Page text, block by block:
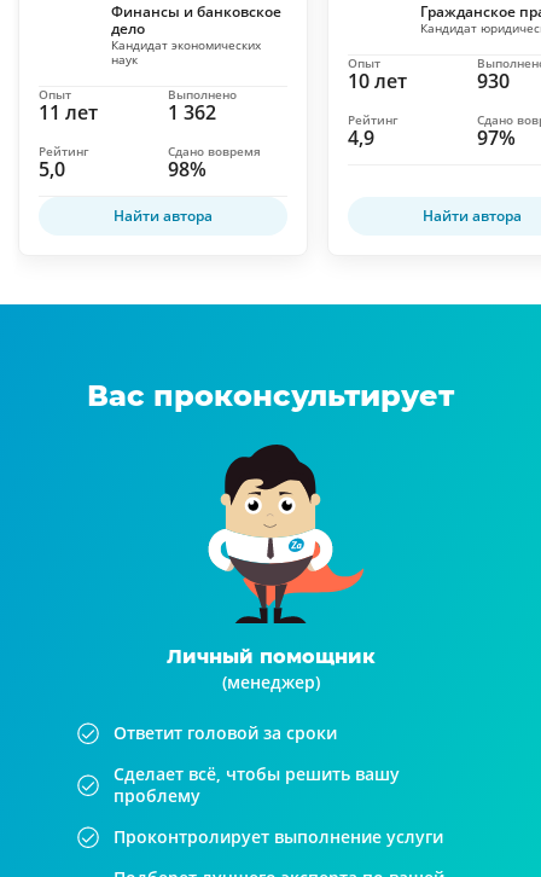
Финансы и банковское
дело
Кандидат экономических
наук
11 лет
Опыт
1 362
Выполнено
5,0
Рейтинг
98%
Сдано вовремя
Найти автора
Гражданское
Кандидат
10 лет
Опыт
930
4,9
Рейтинг
97%
Сдано
Найти автора
Вас проконсультирует
Личный помощник
(менеджер)
Ответит головой за сроки
Сделает всё, чтобы решить вашу
проблему
Проконтролирует выполнение услуги